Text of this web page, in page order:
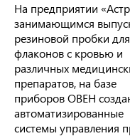
На предприятии
занимающимся
резиновой пробки для
флаконов с кровью и
различных
препаратов, на базе
приборов ОВЕН
автоматизированные
системы управления